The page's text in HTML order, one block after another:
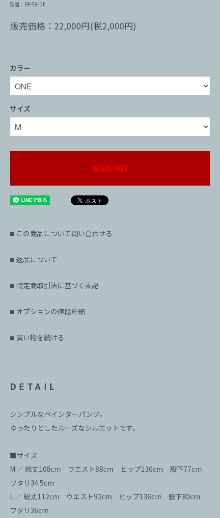
型番：BP-58-DE
販売価格：22,000円(税2,000円)
カラー
サイズ
SOLD OUT
■ この商品について問い合わせる
■ 返品について
■ 特定商取引法に基づく表記
■ オプションの値段詳細
■ 買い物を続ける
DETAIL
シンプルなペインターパンツ。
ゆったりとしたルーズなシルエットです。
■サイズ
M ／ 総丈108cm ウエスト88cm ヒップ130cm 股下77cm
ワタリ34.5cm
L ／ 総丈112cm ウエスト92cm ヒップ136cm 股下80cm
ワタリ36cm